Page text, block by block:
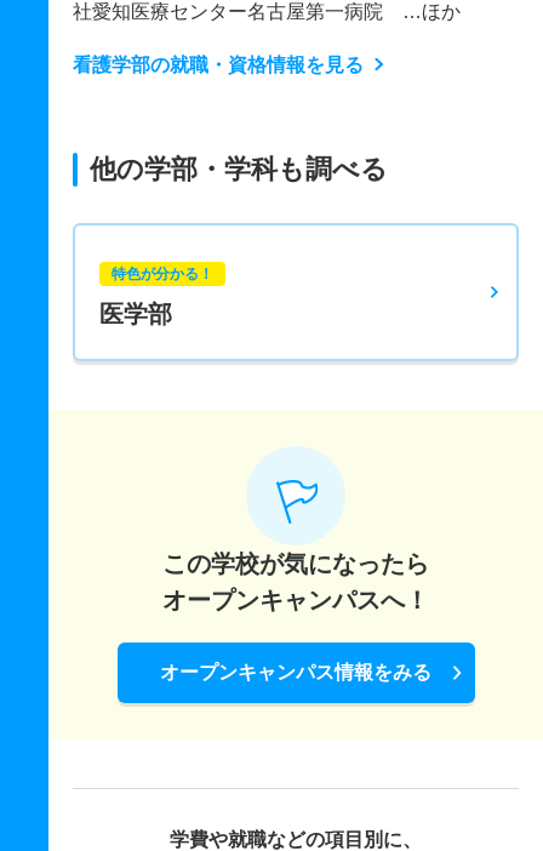
社愛知医療センター名古屋第一病院 …ほか
看護学部の就職・資格情報を見る
他の学部・学科も調べる
特色が分かる！
医学部
この学校が気になったら
オープンキャンパスへ！
オープンキャンパス情報をみる
学費や就職などの項目別に、